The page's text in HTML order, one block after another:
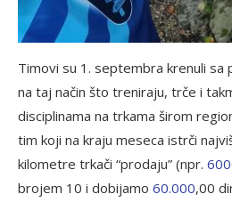
Timovi su 1. septembra krenuli sa
na taj način što treniraju, trče i
disciplinama na trkama širom
tim koji na kraju meseca istrči
kilometre trkači “prodaju” (npr.
brojem 10 i dobijamo 60.000,00